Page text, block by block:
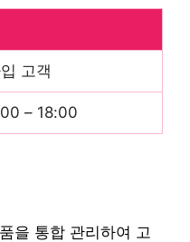
고객
– 18:00
을 통합 관리하여 고